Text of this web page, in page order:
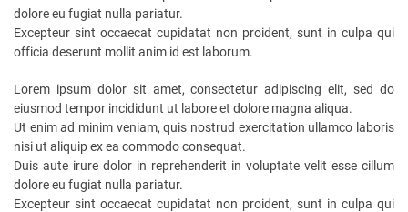
dolore eu fugiat nulla pariatur.
Excepteur sint occaecat cupidatat non proident, sunt in culpa qui
officia deserunt mollit anim id est laborum.
Lorem ipsum dolor sit amet, consectetur adipiscing elit, sed do
eiusmod tempor incididunt ut labore et dolore magna aliqua.
Ut enim ad minim veniam, quis nostrud exercitation ullamco laboris
nisi ut aliquip ex ea commodo consequat.
Duis aute irure dolor in reprehenderit in voluptate velit esse cillum
dolore eu fugiat nulla pariatur.
Excepteur sint occaecat cupidatat non proident, sunt in culpa qui